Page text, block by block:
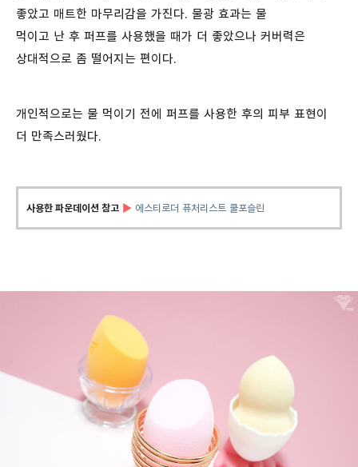
좋았고 매트한 마무리감을 가진다. 물광 효과는 물
먹이고 난 후 퍼프를 사용했을 때가 더 좋았으나 커버력은
상대적으로 좀 떨어지는 편이다.
개인적으로는 물 먹이기 전에 퍼프를 사용한 후의 피부 표현이
더 만족스러웠다.
사용한 파운데이션 참고 ▶ 에스티로더 퓨처리스트 쿨포슬린